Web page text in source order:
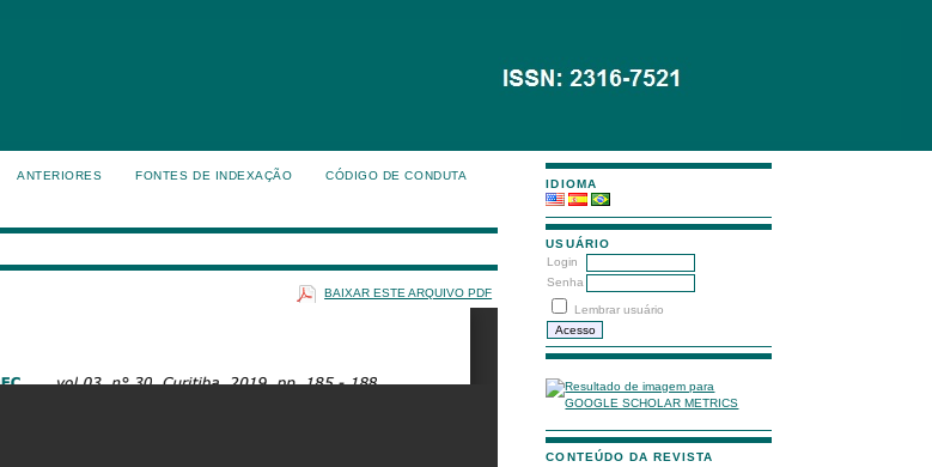
IDIOMA
USUÁRIO
Login
Senha
Lembrar usuário
CONTEÚDO DA REVISTA
ANTERIORES FONTES DE INDEXAÇÃO CÓDIGO DE CONDUTA
BAIXAR ESTE ARQUIVO PDF